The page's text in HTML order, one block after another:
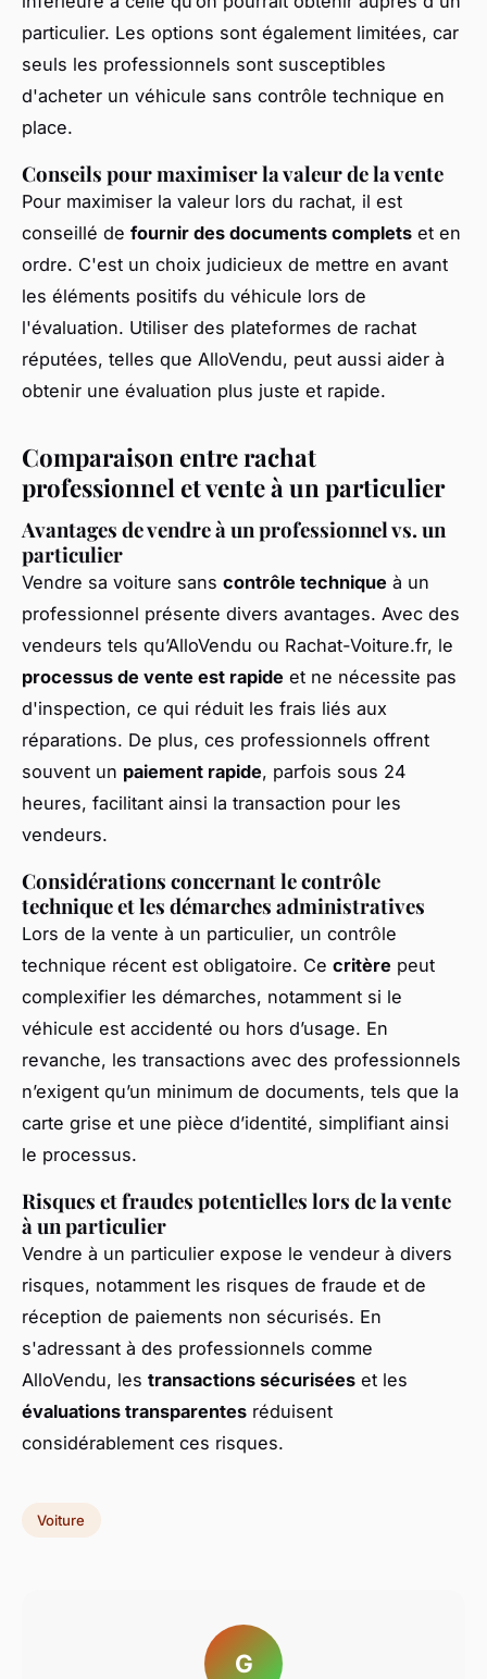
particulier. Les options sont également limitées, car
seuls les professionnels sont susceptibles
d'acheter un véhicule sans contrôle technique en
place.
Conseils pour maximiser la valeur de la vente
Pour maximiser la valeur lors du rachat, il est
conseillé de fournir des documents complets et en
ordre. C'est un choix judicieux de mettre en avant
les éléments positifs du véhicule lors de
l'évaluation. Utiliser des plateformes de rachat
réputées, telles que AlloVendu, peut aussi aider à
obtenir une évaluation plus juste et rapide.
Comparaison entre rachat
professionnel et vente à un particulier
Avantages de vendre à un professionnel vs. un
particulier
Vendre sa voiture sans contrôle technique à un
professionnel présente divers avantages. Avec des
vendeurs tels qu’AlloVendu ou Rachat-Voiture.fr, le
processus de vente est rapide et ne nécessite pas
d'inspection, ce qui réduit les frais liés aux
réparations. De plus, ces professionnels offrent
souvent un paiement rapide, parfois sous 24
heures, facilitant ainsi la transaction pour les
vendeurs.
Considérations concernant le contrôle
technique et les démarches administratives
Lors de la vente à un particulier, un contrôle
technique récent est obligatoire. Ce critère peut
complexifier les démarches, notamment si le
véhicule est accidenté ou hors d’usage. En
revanche, les transactions avec des professionnels
n’exigent qu’un minimum de documents, tels que la
carte grise et une pièce d’identité, simplifiant ainsi
le processus.
Risques et fraudes potentielles lors de la vente
à un particulier
Vendre à un particulier expose le vendeur à divers
risques, notamment les risques de fraude et de
réception de paiements non sécurisés. En
s'adressant à des professionnels comme
AlloVendu, les transactions sécurisées et les
évaluations transparentes réduisent
considérablement ces risques.
Voiture
G